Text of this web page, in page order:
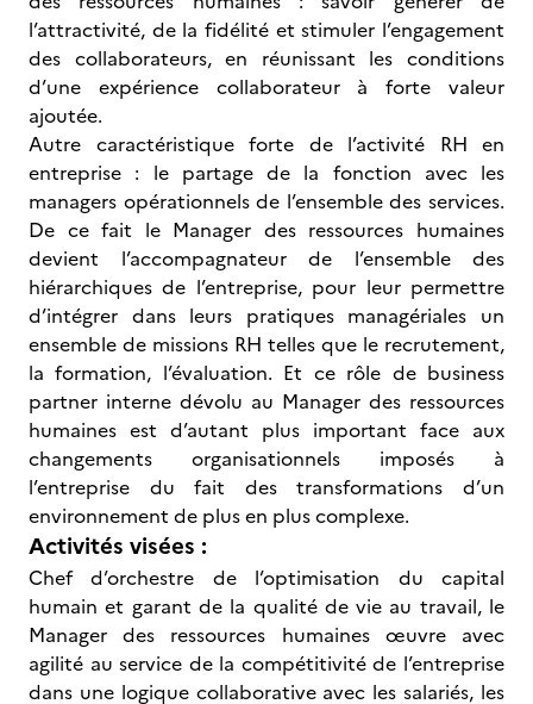
l’attractivité, de la fidélité et stimuler l’engagement
des collaborateurs, en réunissant les conditions
d’une expérience collaborateur à forte valeur
ajoutée.
Autre caractéristique forte de l’activité RH en
entreprise : le partage de la fonction avec les
managers opérationnels de l’ensemble des services.
De ce fait le Manager des ressources humaines
devient l’accompagnateur de l’ensemble des
hiérarchiques de l’entreprise, pour leur permettre
d’intégrer dans leurs pratiques managériales un
ensemble de missions RH telles que le recrutement,
la formation, l’évaluation. Et ce rôle de business
partner interne dévolu au Manager des ressources
humaines est d’autant plus important face aux
changements organisationnels imposés à
l’entreprise du fait des transformations d’un
environnement de plus en plus complexe.
Activités visées :
Chef d’orchestre de l’optimisation du capital
humain et garant de la qualité de vie au travail, le
Manager des ressources humaines œuvre avec
agilité au service de la compétitivité de l’entreprise
dans une logique collaborative avec les salariés, les